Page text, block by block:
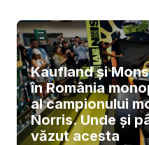
Kaufland și
în România
al campionului
Norris. Unde și
văzut acesta